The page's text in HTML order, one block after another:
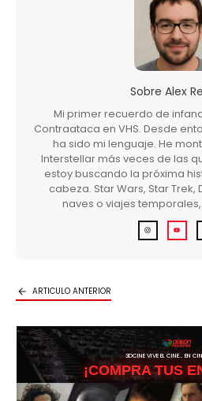
Sobre Alex
Mi primer recuerdo de
Contraataca en VHS. Desde
ha sido mi lenguaje. He
Interstellar más veces de las
estoy buscando la próxima
cabeza. Star Wars, Star Trek,
naves o viajes
ARTICULO ANTERIOR
3DCINE VIVE EL CINE… EN
¡COMPRA TUS